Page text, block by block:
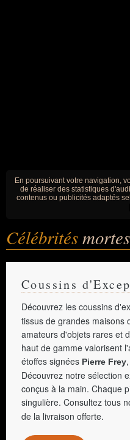
En poursuivant votre navigation,
de réaliser des statistiques
contenus ou publicités adaptés
Célébrités
Coussins
Découvrez les coussins
tissus de grandes maisons
amateurs d'objets rares et
haut de gamme valorisent
étoffes signées Pierre Frey,
Découvrez notre sélection
conçus à la main. Chaque
singulière. Consultez tous
de la livraison offerte.